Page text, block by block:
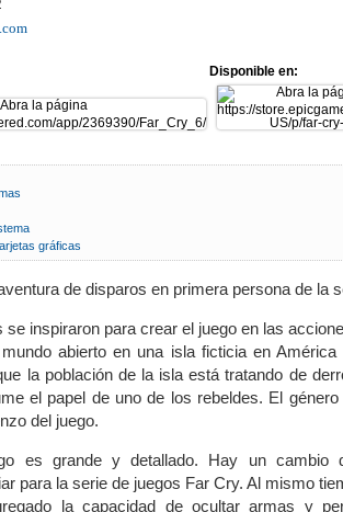
Disponible en:
gráficas
de disparos en primera persona de la
se inspiraron para crear el juego en las
abierto en una isla ficticia en
la población de la isla está tratando de
el papel de uno de los rebeldes. El
del juego.
es grande y detallado. Hay un cambio
para la serie de juegos Far Cry. Al mismo
la capacidad de ocultar armas y